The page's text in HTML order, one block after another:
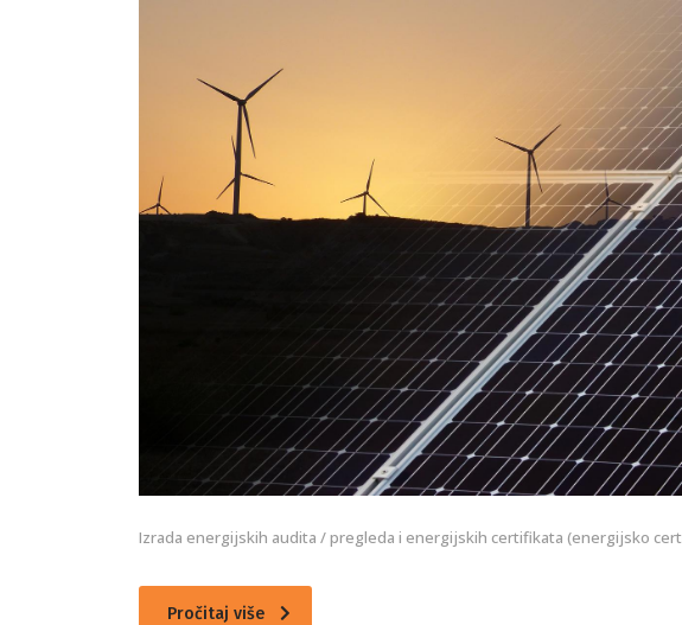
Izrada energijskih audita / pregleda i energijskih certifikata (energijsko
Pročitaj više